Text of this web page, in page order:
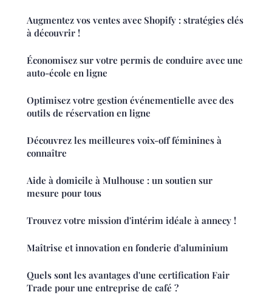
Augmentez vos ventes avec Shopify : stratégies clés
à découvrir !
Économisez sur votre permis de conduire avec une
auto-école en ligne
Optimisez votre gestion événementielle avec des
outils de réservation en ligne
Découvrez les meilleures voix-off féminines à
connaître
Aide à domicile à Mulhouse : un soutien sur
mesure pour tous
Trouvez votre mission d'intérim idéale à annecy !
Maîtrise et innovation en fonderie d'aluminium
Quels sont les avantages d'une certification Fair
Trade pour une entreprise de café ?